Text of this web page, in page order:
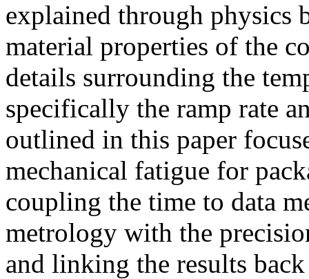
explained through physics
material properties of the
details surrounding the
specifically the ramp rate
outlined in this paper
mechanical fatigue for
coupling the time to data
metrology with the
and linking the results